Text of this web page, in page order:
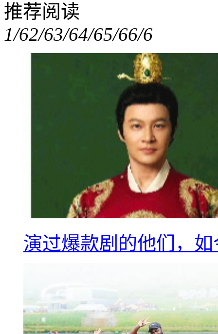
推荐阅读
1/62/63/64/65/66/6
演过爆款剧的他们，